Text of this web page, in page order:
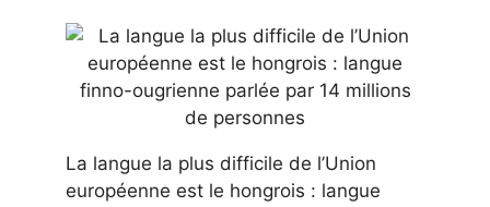
La langue la plus difficile de l’Union
européenne est le hongrois : langue